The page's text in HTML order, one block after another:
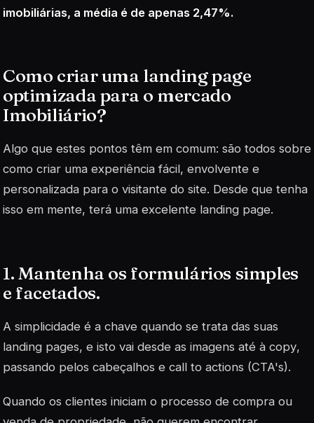
imobiliárias, a média é de apenas 2,47%.
Como criar uma landing page
optimizada para o mercado
Imobiliário?
Algo que estes pontos têm em comum: são todos sobre
como criar uma experiência fácil, envolvente e
personalizada para o visitante do site. Desde que tenha
isso em mente, terá uma excelente landing page.
1. Mantenha os formulários simples
e facetados.
A simplicidade é a chave quando se trata das suas
landing pages, e isto vai desde as imagens até à copy,
passando pelos cabeçalhos e call to actions (CTA's).
Quando os clientes iniciam o processo de compra ou